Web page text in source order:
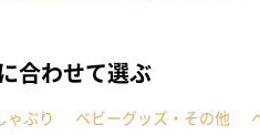
合わせて選ぶ
ゃぶり ベビーグッズ・その他